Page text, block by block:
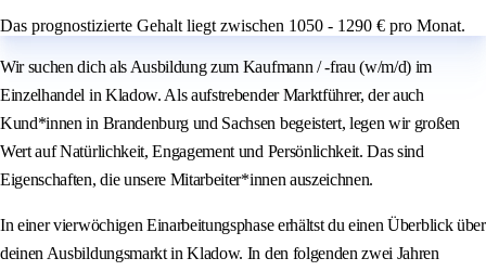
Das prognostizierte Gehalt liegt zwischen 1050 - 1290 € pro Monat.
Wir suchen dich als Ausbildung zum Kaufmann / -frau (w/m/d) im
Einzelhandel in Kladow. Als aufstrebender Marktführer, der auch
Kund*innen in Brandenburg und Sachsen begeistert, legen wir großen
Wert auf Natürlichkeit, Engagement und Persönlichkeit. Das sind
Eigenschaften, die unsere Mitarbeiter*innen auszeichnen.
In einer vierwöchigen Einarbeitungsphase erhältst du einen Überblick über
deinen Ausbildungsmarkt in Kladow. In den folgenden zwei Jahren